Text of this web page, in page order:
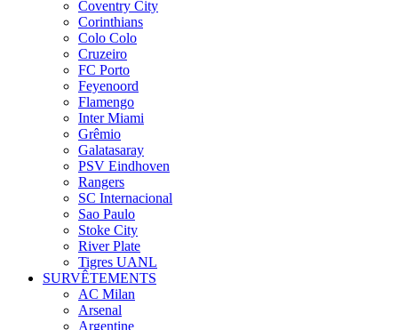
Coventry City
Corinthians
Colo Colo
Cruzeiro
FC Porto
Feyenoord
Flamengo
Inter Miami
Grêmio
Galatasaray
PSV Eindhoven
Rangers
SC Internacional
Sao Paulo
Stoke City
River Plate
Tigres UANL
SURVÊTEMENTS
AC Milan
Arsenal
Argentine